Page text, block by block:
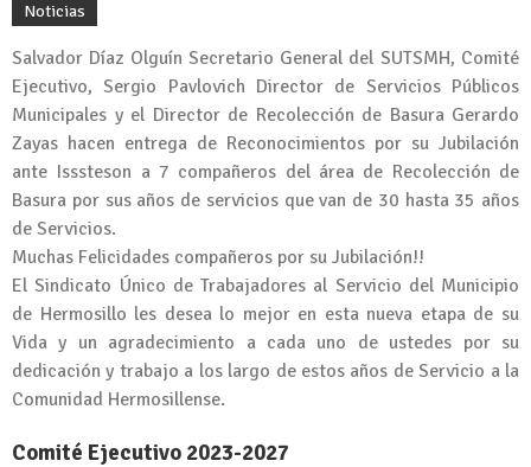
Noticias
Salvador Díaz Olguín Secretario General del SUTSMH, Comité
Ejecutivo, Sergio Pavlovich Director de Servicios Públicos
Municipales y el Director de Recolección de Basura Gerardo
Zayas hacen entrega de Reconocimientos por su Jubilación
ante Isssteson a 7 compañeros del área de Recolección de
Basura por sus años de servicios que van de 30 hasta 35 años
de Servicios.
Muchas Felicidades compañeros por su Jubilación!!
El Sindicato Único de Trabajadores al Servicio del Municipio
de Hermosillo les desea lo mejor en esta nueva etapa de su
Vida y un agradecimiento a cada uno de ustedes por su
dedicación y trabajo a los largo de estos años de Servicio a la
Comunidad Hermosillense.
Comité Ejecutivo 2023-2027